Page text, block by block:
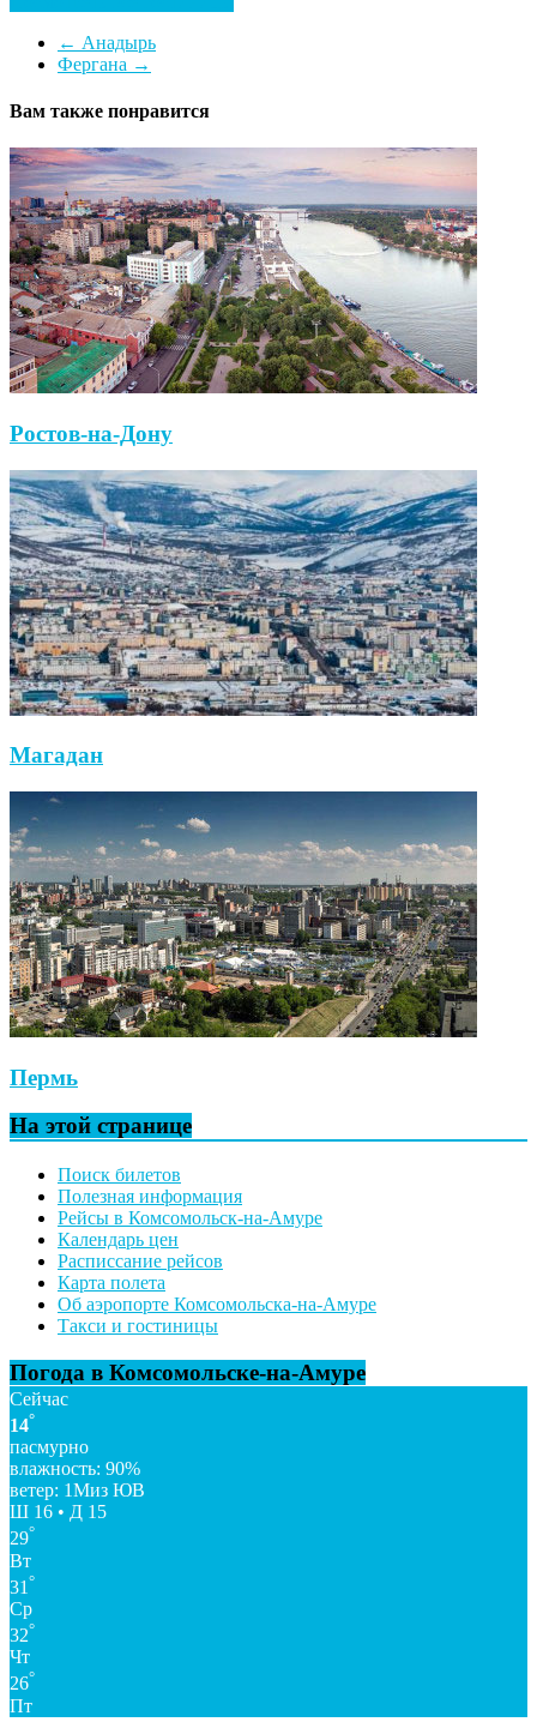
← Анадырь
Фергана →
Вам также понравится
Ростов-на-Дону
Магадан
Пермь
На этой странице
Поиск билетов
Полезная информация
Рейсы в Комсомольск-на-Амуре
Календарь цен
Расписсание рейсов
Карта полета
Об аэропорте Комсомольска-на-Амуре
Такси и гостиницы
Погода в Комсомольске-на-Амуре
Сейчас
14°
пасмурно
влажность: 90%
ветер: 1Миз ЮВ
Ш 16 • Д 15
29°
Вт
31 °
Ср
32°
Чт
26°
Пт